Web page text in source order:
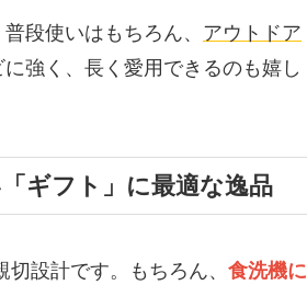
段使いはもちろん、 アウトドア
強く、長く愛用できるのも嬉し
ギフト」に最適な逸品
設計です。もちろん、 食洗機に